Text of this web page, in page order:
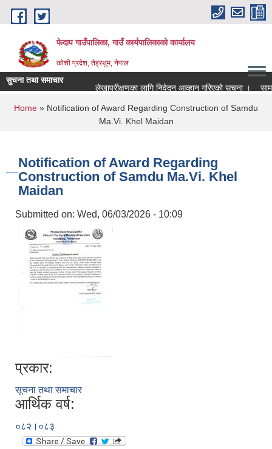
Skip to main content
फेदाप गाउँपालिका, गाउँ कार्यपालिकाको कार्यालय
कोशी प्रदेश, तेह्रथुम, नेपाल
सुचना तथा समाचार
लेखापरीक्षणका लागि निवेदन आव्हान गरिएको सूचना ।
You are here
Home » Notification of Award Regarding Construction of Samdu
Ma.Vi. Khel Maidan
Notification of Award Regarding
Construction of Samdu Ma.Vi. Khel
Maidan
Submitted on: Wed, 06/03/2026 - 10:09
प्रकार:
सूचना तथा समाचार
आर्थिक वर्ष:
०८२।०८३